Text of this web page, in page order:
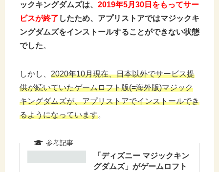
ックキングダムズは、 2019年5月30日をもってサー
ビスが終了 したため、アプリストアではマジックキ
ングダムズをインストールすることができない状態
でした。
しかし、 2020年10月現在、日本以外でサービス提
供が続いていたゲームロフト版(=海外版)マジック
キングダムズが、アプリストアでインストールでき
るようになっています。
「ディズニー マジックキン
グダムズ」がゲームロフト